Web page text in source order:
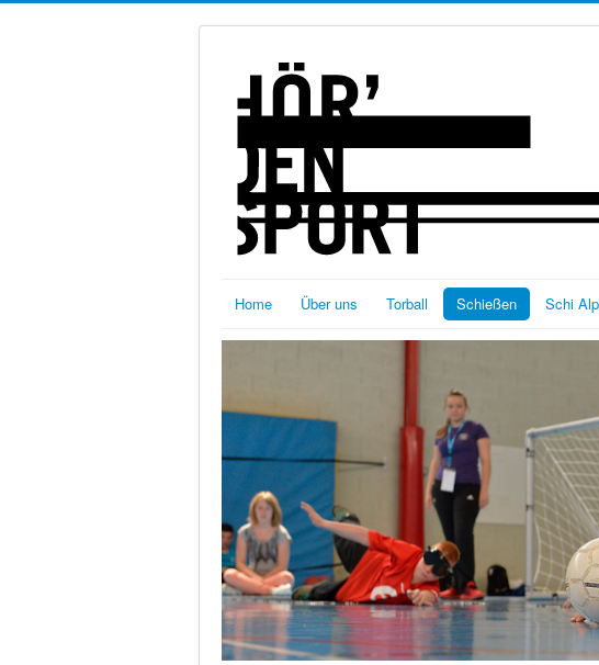
Home Über uns Torball Schießen Schi